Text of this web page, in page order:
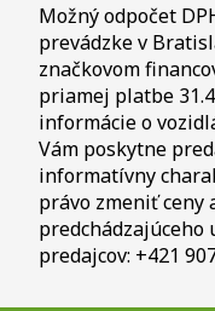
Možný odpočet
prevádzke v
značkovom
priamej platbe
informácie o
Vám poskytne
informatívny
právo zmeniť ceny
predchádzajúceho
predajcov: +421